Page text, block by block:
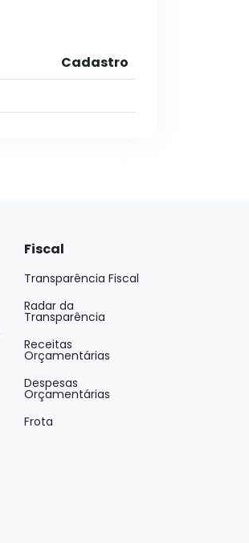
Cadastro
Fiscal
Transparência Fiscal
Radar da
Transparência
Receitas
Orçamentárias
Despesas
Orçamentárias
Frota